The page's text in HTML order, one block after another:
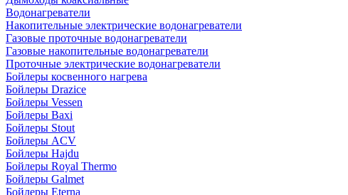
Водонагреватели
Накопительные электрические водонагреватели
Газовые проточные водонагреватели
Газовые накопительные водонагреватели
Проточные электрические водонагреватели
Бойлеры косвенного нагрева
Бойлеры Drazice
Бойлеры Vessen
Бойлеры Baxi
Бойлеры Stout
Бойлеры ACV
Бойлеры Hajdu
Бойлеры Royal Thermo
Бойлеры Galmet
Бойлеры Eterna